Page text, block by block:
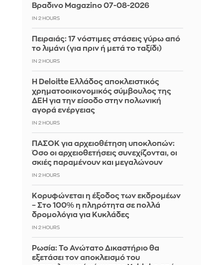
Βραδινο Magazino 07-08-2026
IN 2 HOURS
Πειραιάς: 17 νόστιμες στάσεις γύρω από
το λιμάνι (για πριν ή μετά το ταξίδι)
IN 2 HOURS
Η Deloitte Ελλάδος αποκλειστικός
χρηματοοικονομικός σύμβουλος της
ΔΕΗ για την είσοδο στην πολωνική
αγορά ενέργειας
IN 2 HOURS
ΠΑΣΟΚ για αρχειοθέτηση υποκλοπών:
Όσο οι αρχειοθετήσεις συνεχίζονται, οι
σκιές παραμένουν και μεγαλώνουν
IN 2 HOURS
Κορυφώνεται η έξοδος των εκδρομέων
– Στο 100% η πληρότητα σε πολλά
δρομολόγια για Κυκλάδες
IN 2 HOURS
Ρωσία: Το Ανώτατο Δικαστήριο θα
εξετάσει τον αποκλεισμό του